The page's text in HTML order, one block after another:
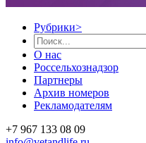
Рубрики>
О нас
Россельхознадзор
Партнеры
Архив номеров
Рекламодателям
+7 967 133 08 09